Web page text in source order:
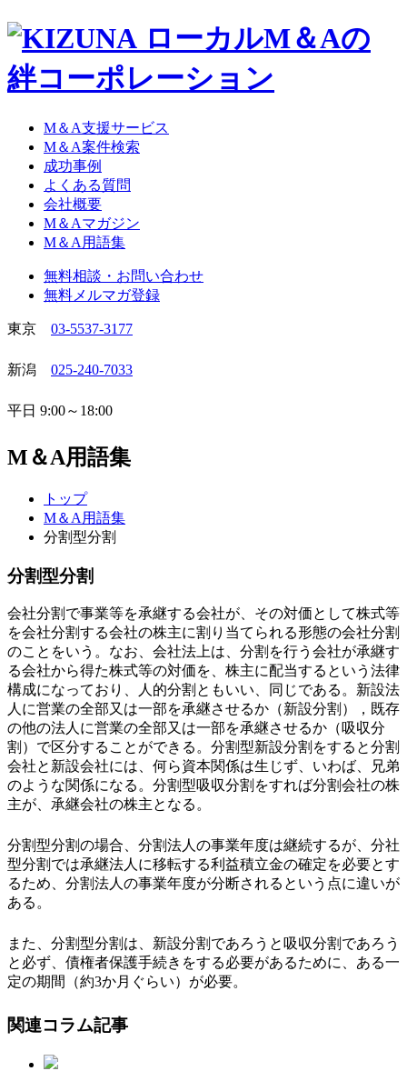
ローカルM＆Aの
絆コーポレーション
M＆A支援サービス
M＆A案件検索
成功事例
よくある質問
会社概要
M＆Aマガジン
M＆A用語集
無料相談・お問い合わせ
無料メルマガ登録
東京 03-5537-3177
新潟 025-240-7033
平日 9:00～18:00
M＆A用語集
トップ
M＆A用語集
分割型分割
分割型分割
会社分割で事業等を承継する会社が、その対価として株式等
を会社分割する会社の株主に割り当てられる形態の会社分割
のことをいう。なお、会社法上は、分割を行う会社が承継す
る会社から得た株式等の対価を、株主に配当するという法律
構成になっており、人的分割ともいい、同じである。新設法
人に営業の全部又は一部を承継させるか（新設分割），既存
の他の法人に営業の全部又は一部を承継させるか（吸収分
割）で区分することができる。分割型新設分割をすると分割
会社と新設会社には、何ら資本関係は生じず、いわば、兄弟
のような関係になる。分割型吸収分割をすれば分割会社の株
主が、承継会社の株主となる。
分割型分割の場合、分割法人の事業年度は継続するが、分社
型分割では承継法人に移転する利益積立金の確定を必要とす
るため、分割法人の事業年度が分断されるという点に違いが
ある。
また、分割型分割は、新設分割であろうと吸収分割であろう
と必ず、債権者保護手続きをする必要があるために、ある一
定の期間（約3か月ぐらい）が必要。
関連コラム記事